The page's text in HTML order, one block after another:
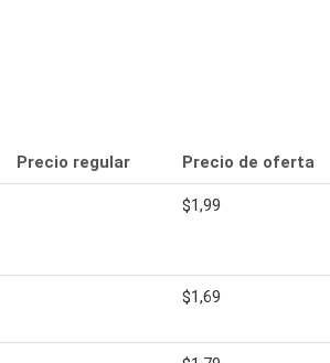
Precio regular Precio de oferta
$1,99
$1,69